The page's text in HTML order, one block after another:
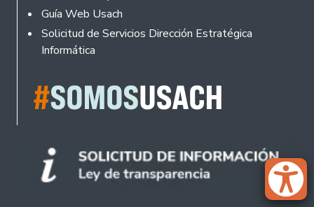
Guía Web Usach
Solicitud de Servicios Dirección Estratégica
Informática